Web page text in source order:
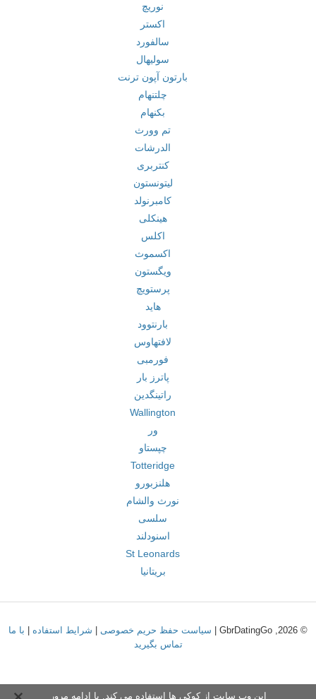
نوریچ
اکستر
سالفورد
سولیهال
بارتون آپون ترنت
چلتنهام
بکنهام
تم وورث
الدرشات
کنتربری
لیتونستون
کامبرنولد
هینکلی
اکلس
اکسموث
ویگستون
پرستویچ
هاید
بارنتوود
لافتهاوس
فورمبی
پاترز بار
راتینگدین
Wallington
ور
چپستاو
Totteridge
هلنزبورو
نورث والشام
سلسی
اسنودلند
St Leonards
بریتانیا
© 2026, GbrDatingGo | سیاست حفظ حریم خصوصی شرایط استفاده
با ما
تماس بگیرید
این وب سایت از کوکی ها استفاده می کند. با ادامه مرور